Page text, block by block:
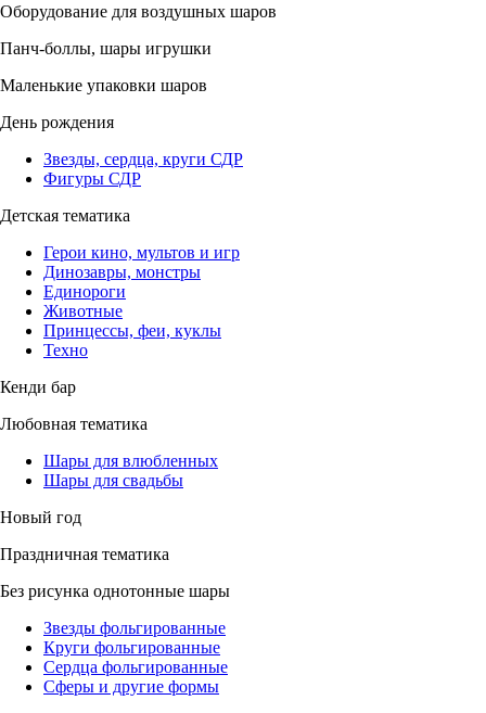
Оборудование для воздушных шаров
Панч-боллы, шары игрушки
Маленькие упаковки шаров
День рождения
Звезды, сердца, круги СДР
Фигуры СДР
Детская тематика
Герои кино, мультов и игр
Динозавры, монстры
Единороги
Животные
Принцессы, феи, куклы
Техно
Кенди бар
Любовная тематика
Шары для влюбленных
Шары для свадьбы
Новый год
Праздничная тематика
Без рисунка однотонные шары
Звезды фольгированные
Круги фольгированные
Сердца фольгированные
Сферы и другие формы